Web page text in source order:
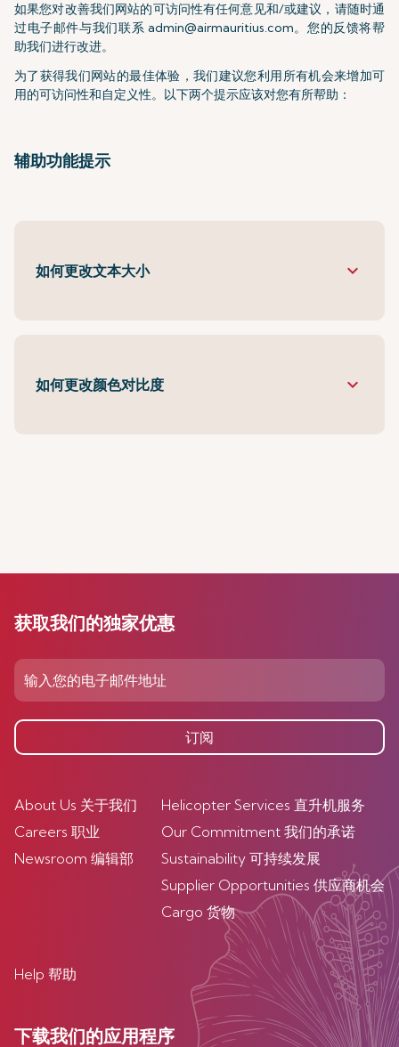
如果您对改善我们网站的可访问性有任何意见和/或建议，请随时通
过电子邮件与我们联系 admin@airmauritius.com。您的反馈将帮
助我们进行改进。
为了获得我们网站的最佳体验，我们建议您利用所有机会来增加可
用的可访问性和自定义性。以下两个提示应该对您有所帮助：
辅助功能提示
如何更改文本大小 keyboard_arrow_down
如何更改颜色对比度 keyboard_arrow_down
获取我们的独家优惠
订阅
About Us 关于我们
Careers 职业
Newsroom 编辑部
Helicopter Services 直升机服务
Our Commitment 我们的承诺
Sustainability 可持续发展
Supplier Opportunities 供应商机会
Cargo 货物
Help 帮助
下载我们的应用程序